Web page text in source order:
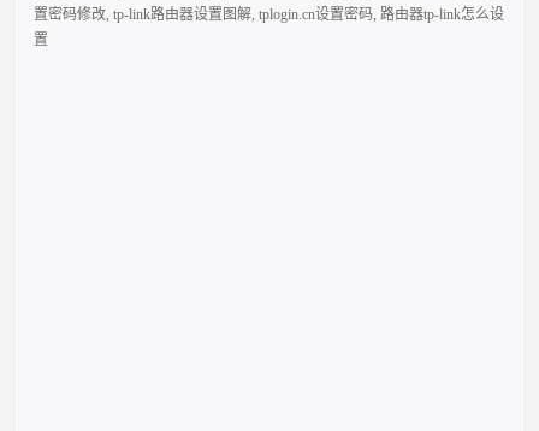
置密码修改,tp-link路由器设置图解,tplogin.cn设置密码,路由器tp-link怎么设
置